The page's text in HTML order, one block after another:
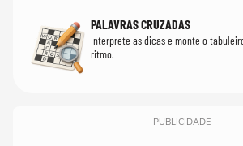
PALAVRAS CRUZADAS
Interprete as dicas e monte o
ritmo.
PUBLICIDADE